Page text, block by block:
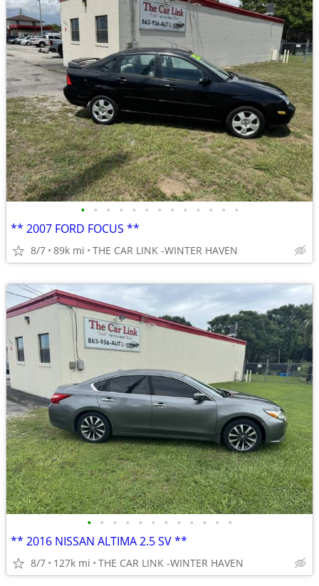
• • • • • • • • • • • • •
** 2007 FORD FOCUS **
8/7 89k mi THE CAR LINK -WINTER HAVEN
• • • • • • • • • • • •
** 2016 NISSAN ALTIMA 2.5 SV **
8/7 127k mi THE CAR LINK -WINTER HAVEN